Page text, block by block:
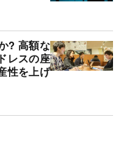
? 高額な
レスの座
性を上げ